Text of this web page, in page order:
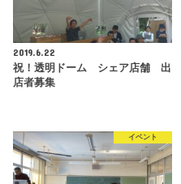
2019.6.22
祝！透明ドーム シェア店舗 出
店者募集
イベント